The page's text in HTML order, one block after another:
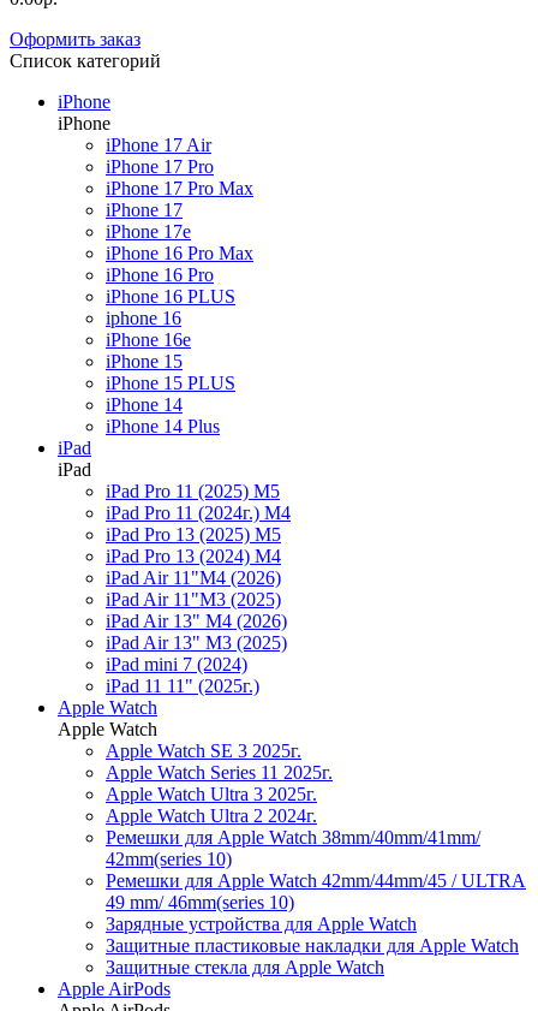
Оформить заказ
Список категорий
iPhone
iPhone
iPhone 17 Air
iPhone 17 Pro
iPhone 17 Pro Max
iPhone 17
iPhone 17e
iPhone 16 Pro Max
iPhone 16 Pro
iPhone 16 PLUS
iphone 16
iPhone 16e
iPhone 15
iPhone 15 PLUS
iPhone 14
iPhone 14 Plus
iPad
iPad
iPad Pro 11 (2025) M5
iPad Pro 11 (2024г.) M4
iPad Pro 13 (2025) M5
iPad Pro 13 (2024) M4
iPad Air 11"M4 (2026)
iPad Air 11"M3 (2025)
iPad Air 13" M4 (2026)
iPad Air 13" M3 (2025)
iPad mini 7 (2024)
iPad 11 11" (2025г.)
Apple Watch
Apple Watch
Apple Watch SE 3 2025г.
Apple Watch Series 11 2025г.
Apple Watch Ultra 3 2025г.
Apple Watch Ultra 2 2024г.
Ремешки для Apple Watch 38mm/40mm/41mm/
42mm(series 10)
Ремешки для Apple Watch 42mm/44mm/45 / ULTRA
49 mm/ 46mm(series 10)
Зарядные устройства для Apple Watch
Защитные пластиковые накладки для Apple Watch
Защитные стекла для Apple Watch
Apple AirPods